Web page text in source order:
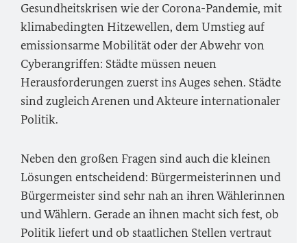
Gesundheitskrisen wie der Corona-Pandemie, mit
klimabedingten Hitzewellen, dem Umstieg auf
emissionsarme Mobilität oder der Abwehr von
Cyberangriffen: Städte müssen neuen
Herausforderungen zuerst ins Auges sehen. Städte
sind zugleich Arenen und Akteure internationaler
Politik.
Neben den großen Fragen sind auch die kleinen
Lösungen entscheidend: Bürgermeisterinnen und
Bürgermeister sind sehr nah an ihren Wählerinnen
und Wählern. Gerade an ihnen macht sich fest, ob
Politik liefert und ob staatlichen Stellen vertraut